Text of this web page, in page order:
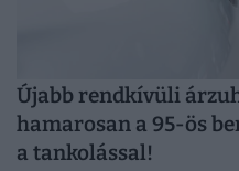
Újabb rendkívüli
hamarosan a 95-ös
a tankolással!